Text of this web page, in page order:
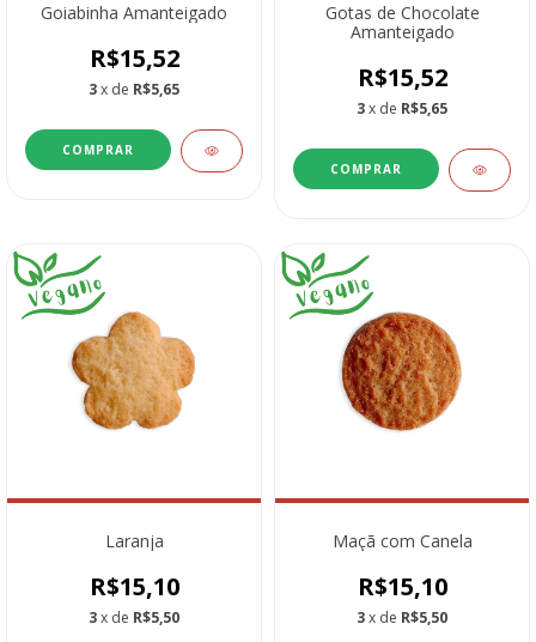
Goiabinha Amanteigado
R$15,52
3x de R$5,65
COMPRAR
Gotas de Chocolate
Amanteigado
R$15,52
3x de R$5,65
COMPRAR
Laranja
R$15,10
3x de R$5,50
Maçã com Canela
R$15,10
3x de R$5,50